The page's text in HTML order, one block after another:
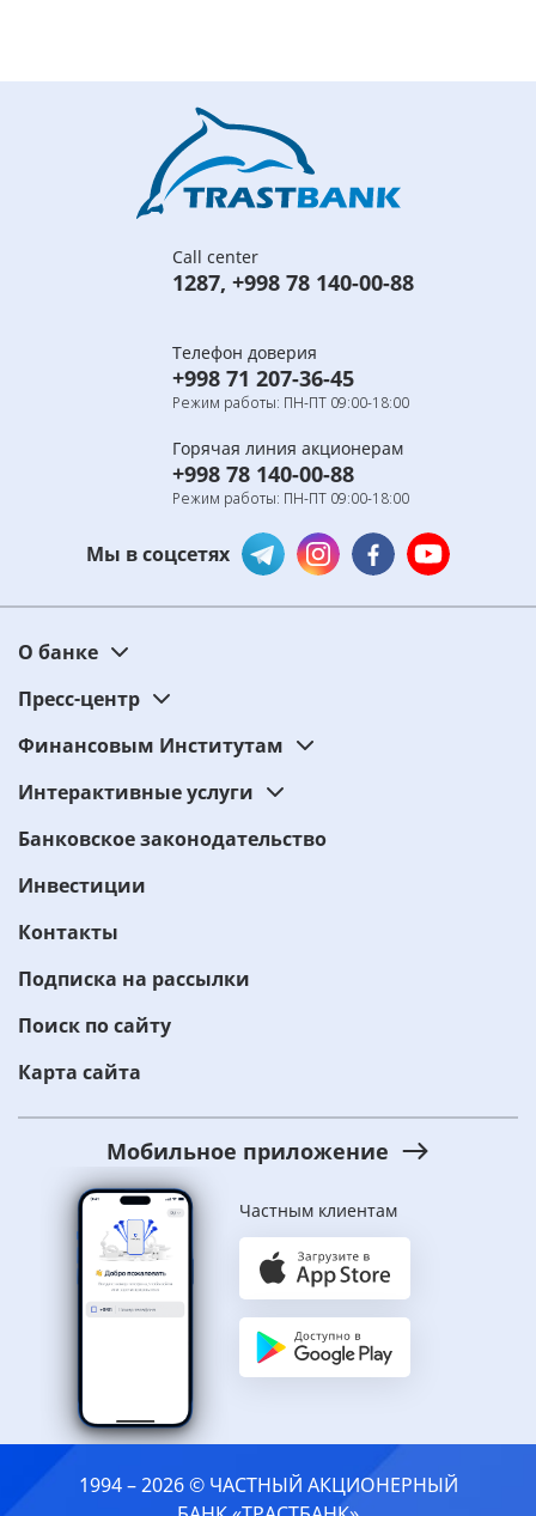
Call center
1287, +998 78 140-00-88
Телефон доверия
+998 71 207-36-45
Режим работы: ПН-ПТ 09:00-18:00
Горячая линия акционерам
+998 78 140-00-88
Режим работы: ПН-ПТ 09:00-18:00
Мы в соцсетях
О банке
Пресс-центр
Финансовым Институтам
Интерактивные услуги
Банковское законодательство
Инвестиции
Контакты
Подписка на рассылки
Поиск по сайту
Карта сайта
Мобильное приложение
Частным клиентам
1994 – 2026 © ЧАСТНЫЙ АКЦИОНЕРНЫЙ